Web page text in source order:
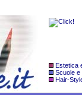
Estetica
Scuole e
Hair-